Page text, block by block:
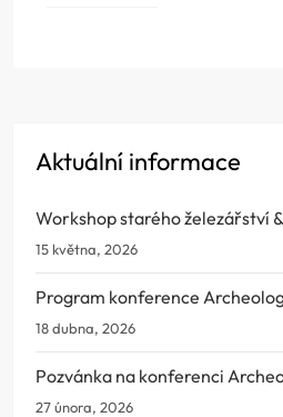
Aktuální informace
Workshop starého železářství
15 května, 2026
Program konference
18 dubna, 2026
Pozvánka na konferenci
27 února, 2026